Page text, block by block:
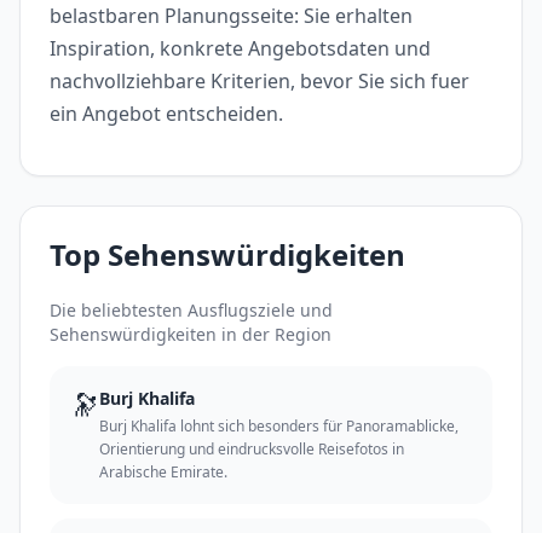
belastbaren Planungsseite: Sie erhalten
Inspiration, konkrete Angebotsdaten und
nachvollziehbare Kriterien, bevor Sie sich fuer
ein Angebot entscheiden.
Top Sehenswürdigkeiten
Die beliebtesten Ausflugsziele und
Sehenswürdigkeiten in der Region
🔭 Burj Khalifa
Burj Khalifa lohnt sich besonders für Panoramablicke,
Orientierung und eindrucksvolle Reisefotos in
Arabische Emirate.